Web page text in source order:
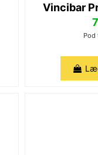
Vincibar
Pod